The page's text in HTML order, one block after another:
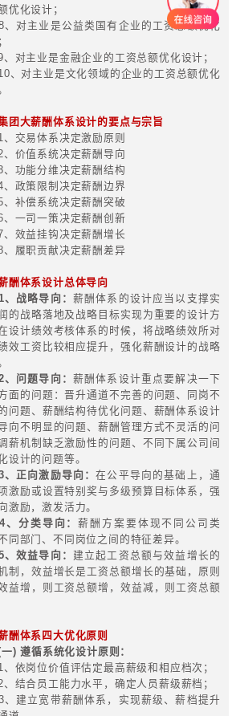
进国资国企改革的系统性抓手和机制
二、国资经营评价的意义和内涵
(一) 评价制度“三大功能”：评判
导
2、改革开处方、促发展；
3、考核抓落实、促治疗。
(二) 经营评价不等于业绩考核
三、经营评价体系（2.0版）
四、国资经营评价体系-服务模式
专题培训
服务内容与要点
集团大薪酬体系